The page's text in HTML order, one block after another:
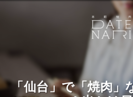
「仙台」で「焼肉」